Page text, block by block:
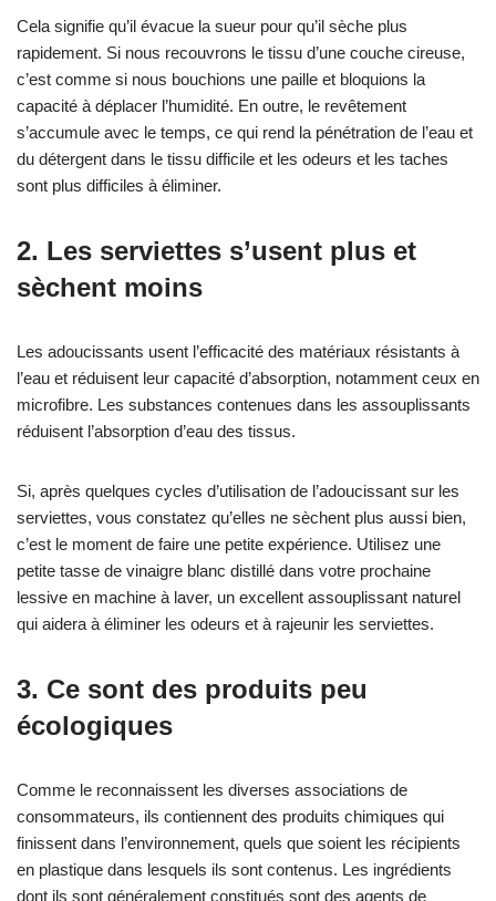
Cela signifie qu’il évacue la sueur pour qu’il sèche plus
rapidement. Si nous recouvrons le tissu d’une couche cireuse,
c’est comme si nous bouchions une paille et bloquions la
capacité à déplacer l’humidité. En outre, le revêtement
s’accumule avec le temps, ce qui rend la pénétration de l’eau et
du détergent dans le tissu difficile et les odeurs et les taches
sont plus difficiles à éliminer.
2. Les serviettes s’usent plus et
sèchent moins
Les adoucissants usent l’efficacité des matériaux résistants à
l’eau et réduisent leur capacité d’absorption, notamment ceux en
microfibre. Les substances contenues dans les assouplissants
réduisent l’absorption d’eau des tissus.
Si, après quelques cycles d’utilisation de l’adoucissant sur les
serviettes, vous constatez qu’elles ne sèchent plus aussi bien,
c’est le moment de faire une petite expérience. Utilisez une
petite tasse de vinaigre blanc distillé dans votre prochaine
lessive en machine à laver, un excellent assouplissant naturel
qui aidera à éliminer les odeurs et à rajeunir les serviettes.
3. Ce sont des produits peu
écologiques
Comme le reconnaissent les diverses associations de
consommateurs, ils contiennent des produits chimiques qui
finissent dans l’environnement, quels que soient les récipients
en plastique dans lesquels ils sont contenus. Les ingrédients
dont ils sont généralement constitués sont des agents de